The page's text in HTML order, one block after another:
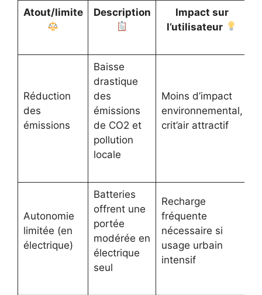
Atout/limite Description
Impact sur
l’utilisateur
Réduction
des
émissions
Baisse
drastique
des
émissions
de CO2 et
pollution
locale
Moins d’impact
environnemental,
crit’air attractif
Autonomie
limitée (en
électrique)
Batteries
offrent une
portée
modérée en
électrique
seul
Recharge
fréquente
nécessaire si
usage urbain
intensif